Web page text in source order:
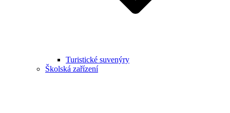
Turistické suvenýry
Školská zařízení